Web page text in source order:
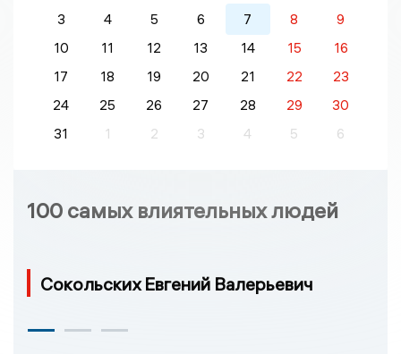
3
4 5 6 7 8
9
10
11 12 13 14 15
16
17
18 19 20 21 22
23
24
25 26 27 28 29
30
31
1 2 3 4 5 6
100 самых влиятельных людей
Сокольских Евгений Валерьевич